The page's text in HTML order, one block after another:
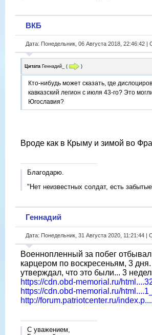
ВКБ
Дата: Понедельник, 06 Августа 2018, 22:46:42 |
Цитата Геннадий_ ( )
Кто-нибудь может сказать, где
кавказский легион с июля 43-го? Это
Югославия?
Вроде как в Крыму и зимой во
Благодарю.
"Нет неизвестных солдат, есть
Геннадий
Дата: Понедельник, 31 Августа 2020, 11:21:44 |
Военнопленный за побег
карцером по воскресеньям, 3
утверждал, что это были... 3
https://cdn.obd-memorial.ru/
https://cdn.obd-memorial.ru/
http://forum.patriotcenter.ru/
С уважением,